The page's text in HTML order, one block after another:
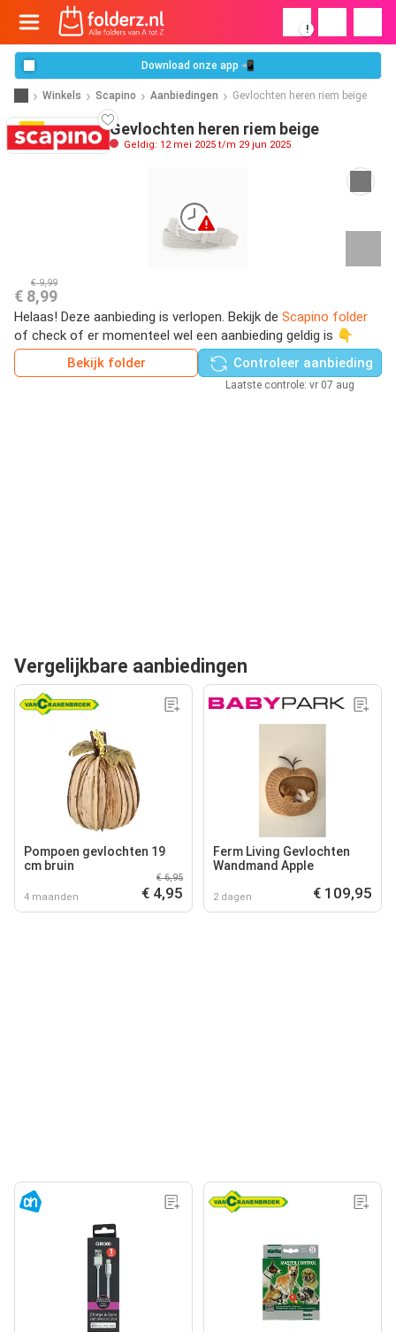
!
Download onze app 📲
Winkels Scapino Aanbiedingen Gevlochten heren riem beige
Gevlochten heren riem beige
Geldig: 12 mei 2025 t/m 29 jun 2025
€ 9,99
€ 8,99
Helaas! Deze aanbieding is verlopen. Bekijk de Scapino folder
of check of er momenteel wel een aanbieding geldig is 👇
Bekijk folder
Controleer aanbieding
Laatste controle: vr 07 aug
Vergelijkbare aanbiedingen
Pompoen gevlochten 19
cm bruin
4 maanden
€ 6,95
€ 4,95
Ferm Living Gevlochten
Wandmand Apple
2 dagen € 109,95